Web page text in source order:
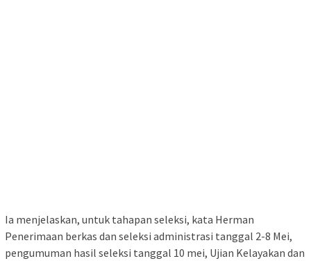
Ia menjelaskan, untuk tahapan seleksi, kata Herman
Penerimaan berkas dan seleksi administrasi tanggal 2-8 Mei,
pengumuman hasil seleksi tanggal 10 mei, Ujian Kelayakan dan